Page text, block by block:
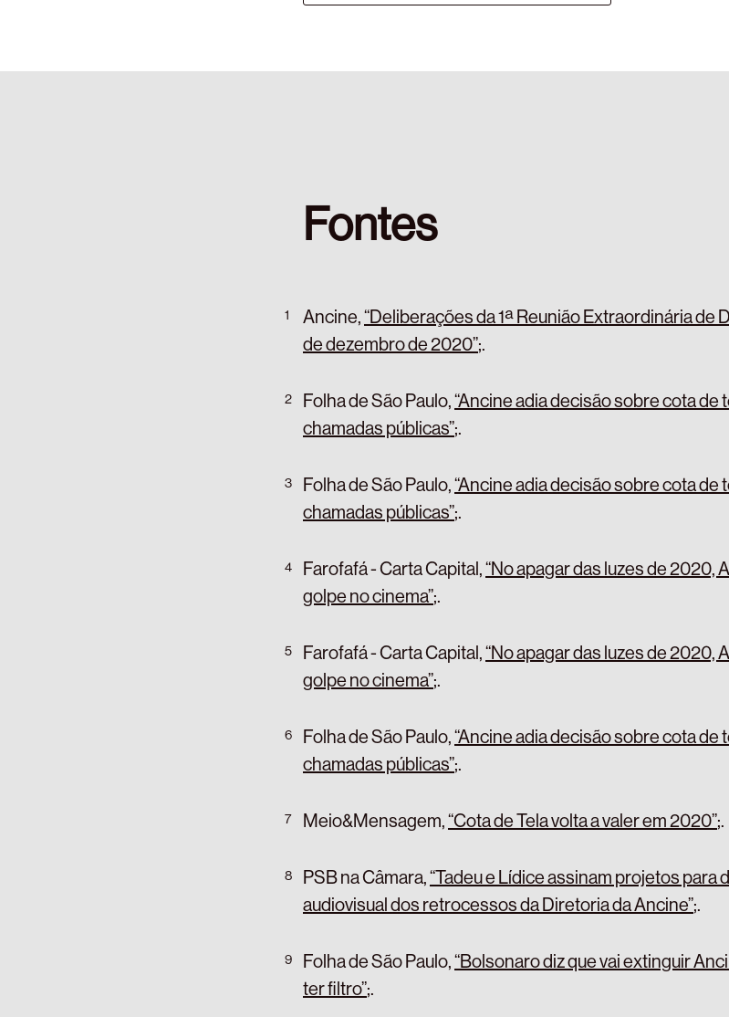
Fontes
Ancine,“Deliberações da 1ª Reunião Extraordinária de
de dezembro de 2020”;.
Folha de São Paulo,“Ancine adia decisão sobre cota de
chamadas públicas”;.
Folha de São Paulo,“Ancine adia decisão sobre cota de
chamadas públicas”;.
Farofafá - Carta Capital,“No apagar das luzes de 2020,
golpe no cinema”;.
Farofafá - Carta Capital,“No apagar das luzes de 2020,
golpe no cinema”;.
Folha de São Paulo,“Ancine adia decisão sobre cota de
chamadas públicas”;.
Meio&Mensagem,“Cota de Tela volta a valer em 2020”;.
PSB na Câmara,“Tadeu e Lídice assinam projetos para
audiovisual dos retrocessos da Diretoria da Ancine”;.
Folha de São Paulo,“Bolsonaro diz que vai extinguir
ter filtro”;.